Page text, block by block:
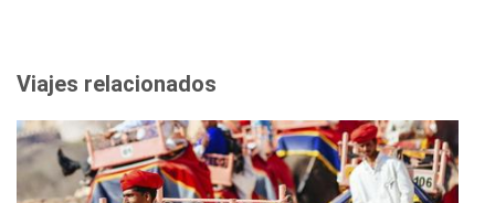
Viajes relacionados